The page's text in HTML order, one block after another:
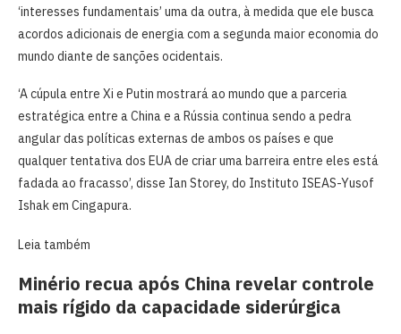
‘interesses fundamentais’ ⁠uma da outra, à medida que ele busca
acordos adicionais de energia com a segunda maior economia do
mundo diante de sanções ocidentais.
‘A cúpula entre Xi e Putin mostrará ao mundo que a parceria
estratégica entre a China e a Rússia continua sendo a pedra
angular das políticas ​externas de ambos os países e que
qualquer tentativa dos EUA de criar uma barreira entre eles está
fadada ao fracasso’, disse Ian Storey, do ​Instituto ISEAS-Yusof
Ishak em Cingapura.
Leia também
Minério recua após China revelar controle
mais rígido da capacidade siderúrgica